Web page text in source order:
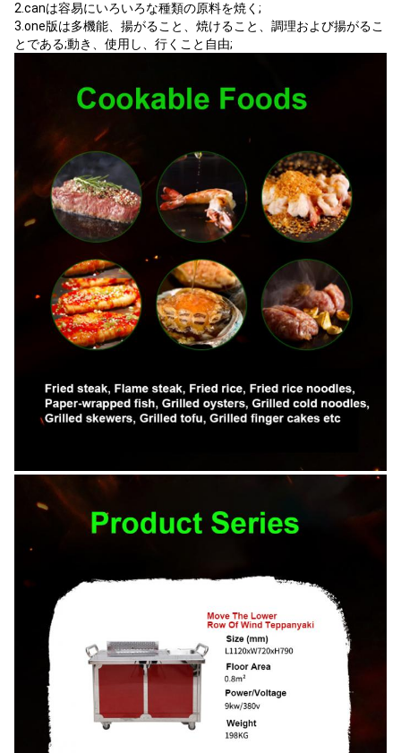
2.canは容易にいろいろな種類の原料を焼く;
3.one版は多機能、揚がること、焼けること、調理および揚がるこ
とである;動き、使用し、行くこと自由;